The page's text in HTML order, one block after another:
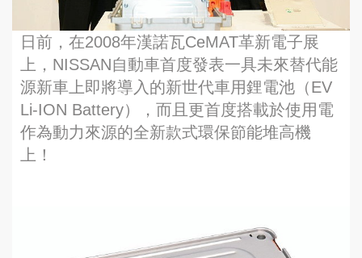
日前，在2008年漢諾瓦CeMAT革新電子展
上，NISSAN自動車首度發表一具未來替代能
源新車上即將導入的新世代車用鋰電池（EV
Li-ION Battery），而且更首度搭載於使用電
作為動力來源的全新款式環保節能堆高機
上！